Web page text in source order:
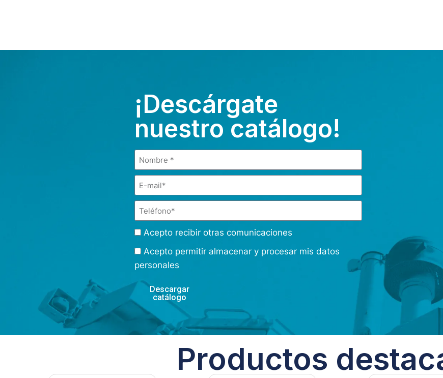
¡Descárgate
nuestro catálogo!
Acepto recibir otras comunicaciones
Acepto permitir almacenar y procesar mis datos
personales
Descargar
catálogo
Productos